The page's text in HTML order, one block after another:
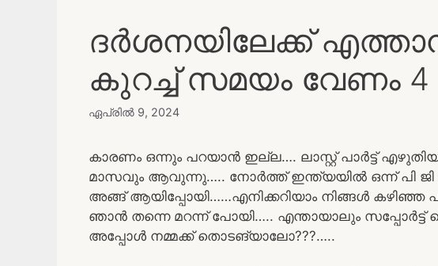
ദർശനയിലേക്ക്
കുറച്ച് സമയം വേണം 4
ഏപ്രിൽ 9, 2024
കാരണം ഒന്നും പറയാൻ ഇല്ല…. ലാസ്റ്റ് പാർട്ട്‌
മാസവും ആവുന്നു….. നോർത്ത് ഇന്ത്യയിൽ ഒന്ന് പി
അങ്ങ് ആയിപ്പോയി……എനിക്കറിയാം നിങ്ങൾ കഴിഞ്ഞ
ഞാൻ തന്നെ മറന്ന് പോയി….. എന്തായാലും സപ്പോർട്ട്
അപ്പോൾ നമ്മക്ക് തൊടങ്യാലോ???…..